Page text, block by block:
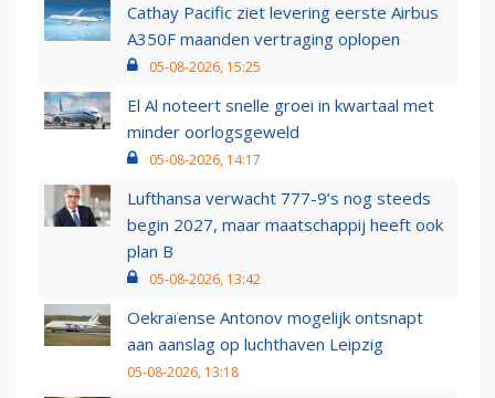
Cathay Pacific ziet levering eerste Airbus
A350F maanden vertraging oplopen
05-08-2026, 15:25
El Al noteert snelle groei in kwartaal met
minder oorlogsgeweld
05-08-2026, 14:17
Lufthansa verwacht 777-9’s nog steeds
begin 2027, maar maatschappij heeft ook
plan B
05-08-2026, 13:42
Oekraïense Antonov mogelijk ontsnapt
aan aanslag op luchthaven Leipzig
05-08-2026, 13:18